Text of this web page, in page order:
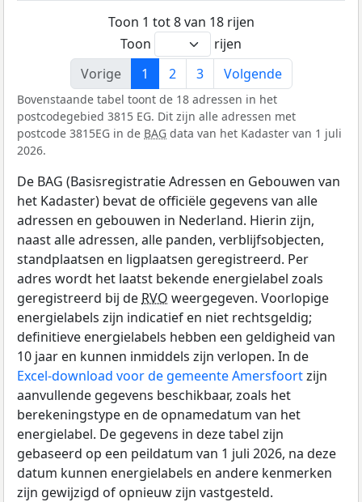
Toon 1 tot 8 van 18 rijen
Toon
rijen
Vorige
1 2 3 Volgende
Bovenstaande tabel toont de 18 adressen in het
postcodegebied 3815 EG. Dit zijn alle adressen met
postcode 3815EG in de BAG data van het Kadaster van 1 juli
2026.
De BAG (Basisregistratie Adressen en Gebouwen van
het Kadaster) bevat de officiële gegevens van alle
adressen en gebouwen in Nederland. Hierin zijn,
naast alle adressen, alle panden, verblijfsobjecten,
standplaatsen en ligplaatsen geregistreerd. Per
adres wordt het laatst bekende energielabel zoals
geregistreerd bij de RVO weergegeven. Voorlopige
energielabels zijn indicatief en niet rechtsgeldig;
definitieve energielabels hebben een geldigheid van
10 jaar en kunnen inmiddels zijn verlopen. In de
Excel-download voor de gemeente Amersfoortzijn
aanvullende gegevens beschikbaar, zoals het
berekeningstype en de opnamedatum van het
energielabel. De gegevens in deze tabel zijn
gebaseerd op een peildatum van 1 juli 2026, na deze
datum kunnen energielabels en andere kenmerken
zijn gewijzigd of opnieuw zijn vastgesteld.